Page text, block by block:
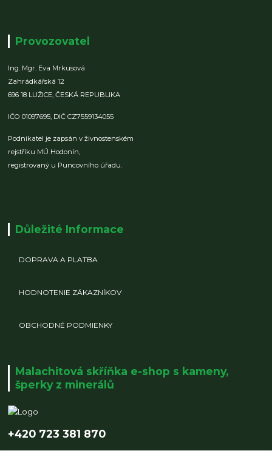
Provozovatel
Ing. Mgr. Eva Mrkusová
Zahrádkářská 12
696 18 LUŽICE,ČESKÁ REPUBLIKA
IČO 01097695, DIČ CZ7559134055
Podnikatel je zapsán v živnostenském
rejstříku MÚ Hodonín,
registrovaný u Puncovního úřadu.
Důležité Informace
DOPRAVA A PLATBA
HODNOTENIE ZÁKAZNÍKOV
OBCHODNÉ PODMIENKY
Malachitová skříňka e-shop s kameny,
šperky z minerálů
+420 723 381 870